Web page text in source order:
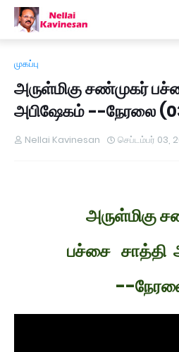
முகப்பு
அருள்மிகு சண்முகர்
அபிஷேகம் --நேரலை
Nellai Kavinesan செப்டம்பர் 03,
அருள்மிகு
பச்சை சாத்தி
--